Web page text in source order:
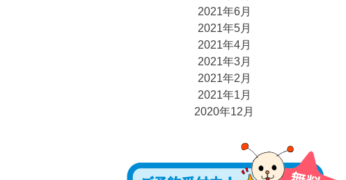
2021年6月
2021年5月
2021年4月
2021年3月
2021年2月
2021年1月
2020年12月